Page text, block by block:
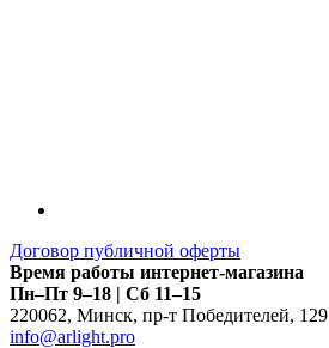
Договор публичной оферты
Время работы интернет-магазина
Пн–Пт 9–18 | Сб 11–15
220062, Минск, пр-т Победителей, 129
info@arlight.pro